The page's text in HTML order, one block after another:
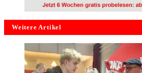
Weitere Artikel